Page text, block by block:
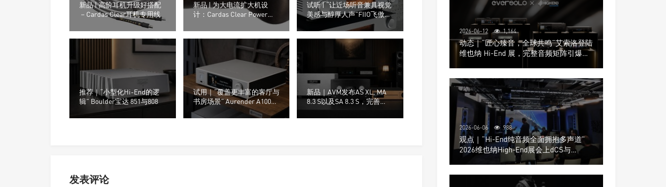
新品 | 高阶耳机升级好搭配
－Cardas Clear耳机专用线
新品 | 为大电流扩大机设
计：Cardas Clear Power电
试听 | “让近场听音兼具视觉
美感与醇厚人声”FIIO飞傲
EA13电子管功率放大器
推荐｜“小型化Hi-End的逻
辑” Boulder宝达 851与808
试用｜“覆盖更丰富的客厅与
书房场景” Aurender A1000
数字音乐播放器
新品｜AVM发布AS XL, MA
8.3 S以及SA 8.3 S，完善
Ovation S系列产品线
发表评论
2026-06-12 1,164
动态｜“匠心臻音，全球共鸣”艾索洛登陆
维也纳 Hi-End 展，完整音频矩阵引爆关
2026-06-06 988
观点｜“Hi-End纯音频全面拥抱多声道”
2026维也纳High-End展会上dCS与
Trinnov Audio搭建多声道演示系统